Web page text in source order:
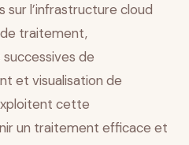
sur l’infrastructure cloud
traitement,
de
et visualisation de
cette
un traitement efficace et